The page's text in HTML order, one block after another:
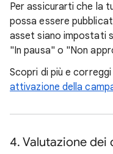
Per assicurarti che la
possa essere
asset siano impostati
"In pausa" o "Non
Scopri di più e
attivazione della
4. Valutazione